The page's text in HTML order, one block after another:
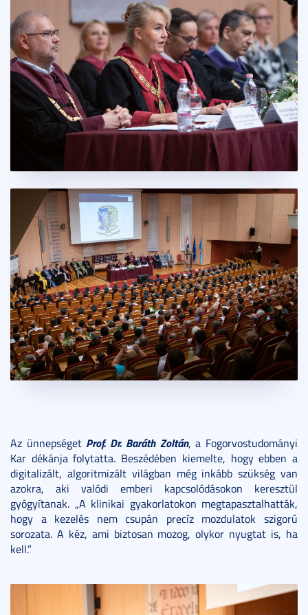
Az ünnepséget Prof. Dr. Baráth Zoltán, a Fogorvostudományi
Kar dékánja folytatta. Beszédében kiemelte, hogy ebben a
digitalizált, algoritmizált világban még inkább szükség van
azokra, aki valódi emberi kapcsolódásokon keresztül
gyógyítanak. „A klinikai gyakorlatokon megtapasztalhatták,
hogy a kezelés nem csupán precíz mozdulatok szigorú
sorozata. A kéz, ami biztosan mozog, olykor nyugtat is, ha
kell.”